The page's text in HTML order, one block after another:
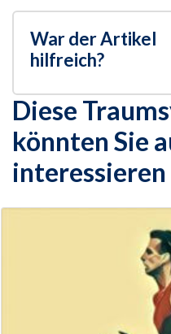
War der Artikel
hilfreich?
Diese
könnten Sie
interessieren